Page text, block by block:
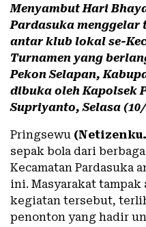
Menyambut Hari
Pardasuka menggelar
antar klub lokal se-
Turnamen yang
Pekon Selapan,
dibuka oleh Kapolsek
Supriyanto, Selasa
Pringsewu
sepak bola dari
Kecamatan Pardasuka
ini. Masyarakat
kegiatan tersebut,
penonton yang hadir